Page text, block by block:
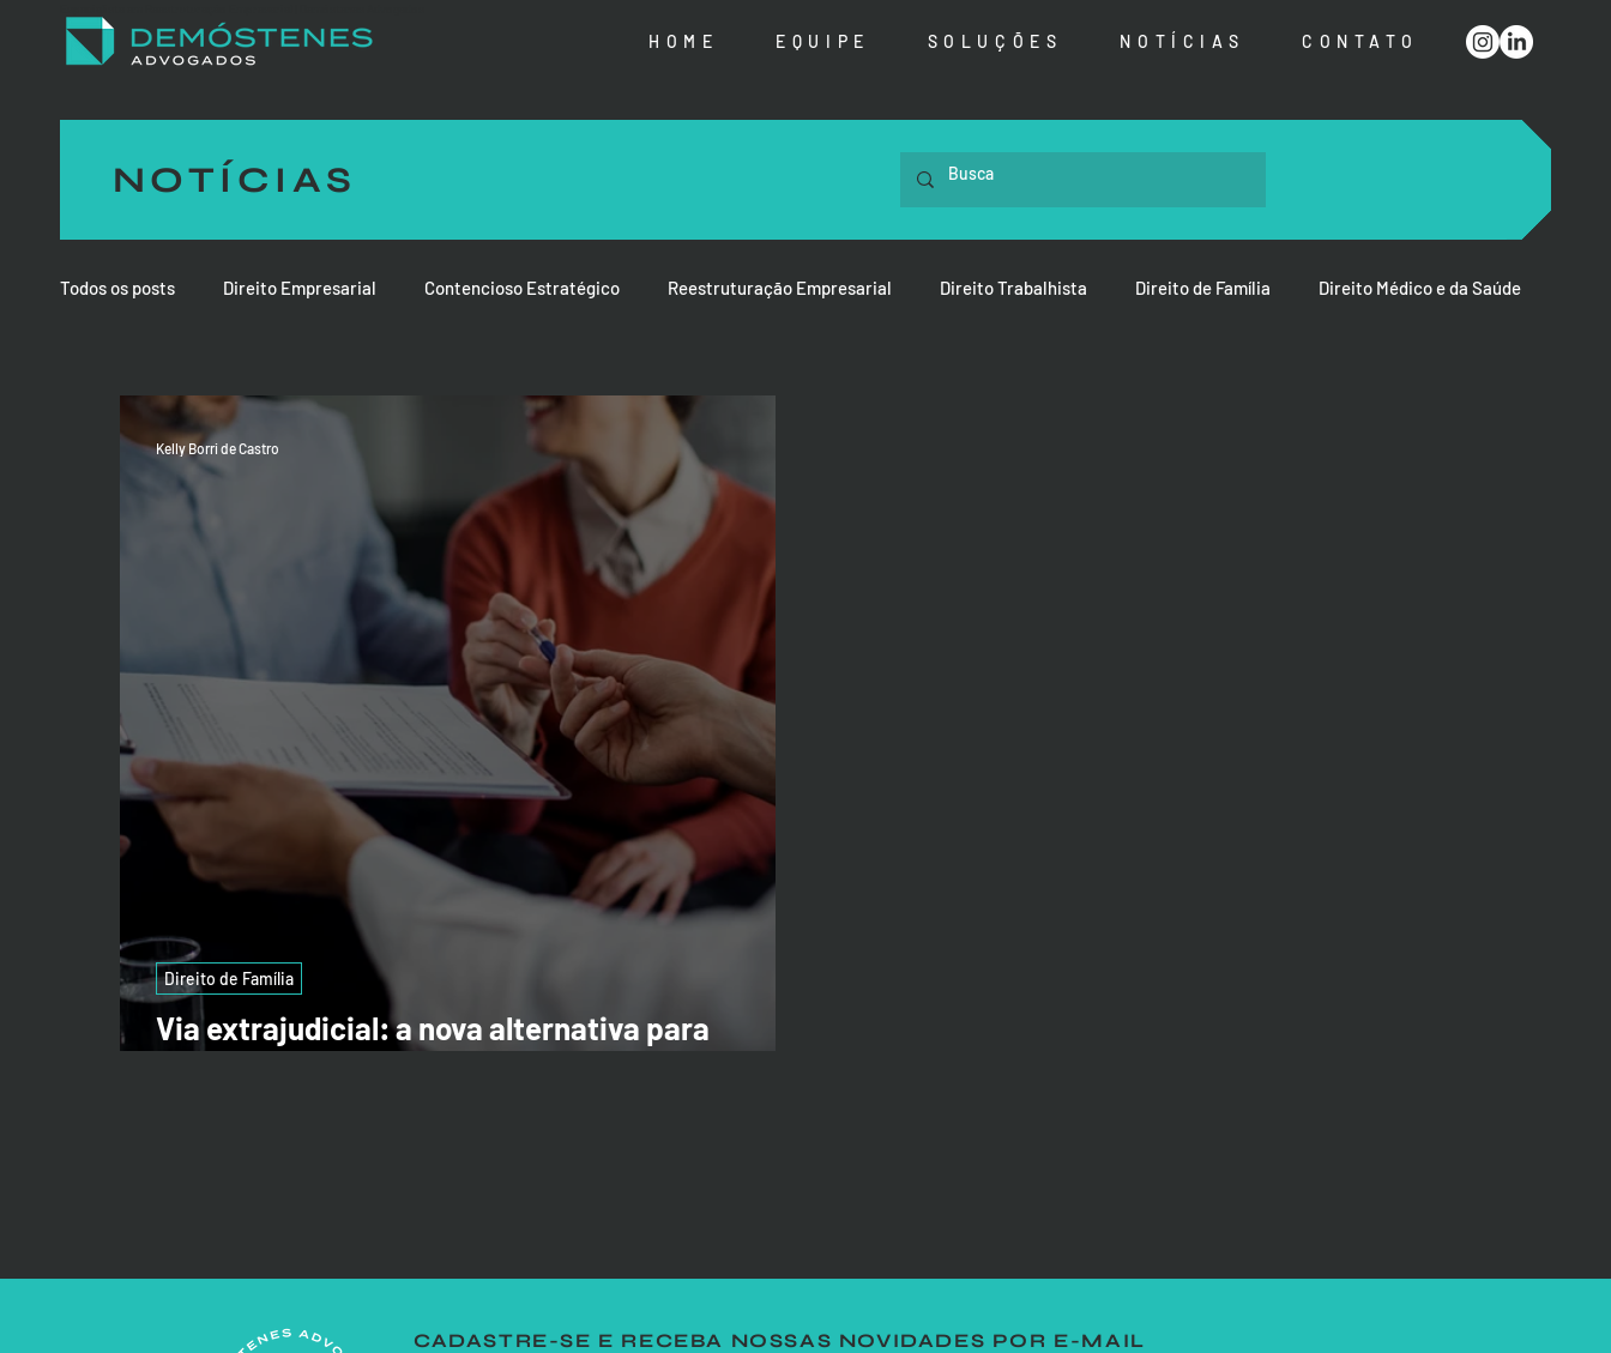
HOME EQUIPE SOLUÇÕES NOTÍCIAS CONTATO
NOTÍCIAS
Todos os posts Direito Empresarial Contencioso Estratégico Reestruturação Empresarial Direito Trabalhista Direito de Família Direito Médico e da Saúde
Via extrajudicial: a nova alternativa para
Direito de Família
Kelly Borri de Castro
CADASTRE-SE E RECEBA NOSSAS NOVIDADES POR E-MAIL